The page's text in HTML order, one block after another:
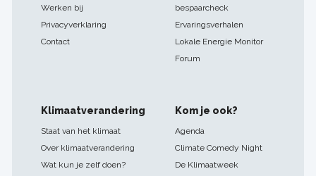
Werken bij
Privacyverklaring
Contact
bespaarcheck
Ervaringsverhalen
Lokale Energie Monitor
Forum
Klimaatverandering
Staat van het klimaat
Over klimaatverandering
Wat kun je zelf doen?
Kom je ook?
Agenda
Climate Comedy Night
De Klimaatweek